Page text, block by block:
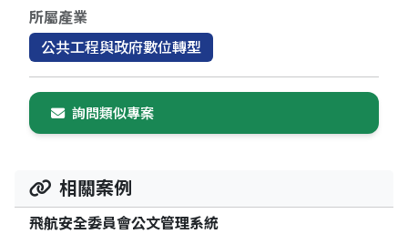
所屬產業
公共工程與政府數位轉型
詢問類似專案
相關案例
飛航安全委員會公文管理系統